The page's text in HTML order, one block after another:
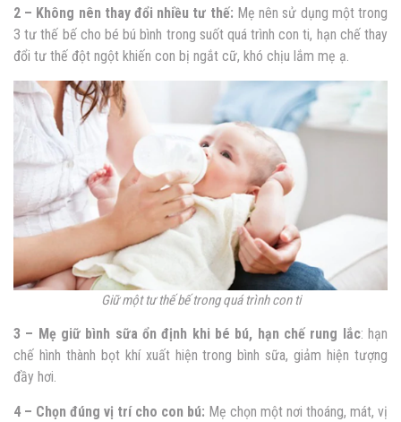
2 – Không nên thay đổi nhiều tư thế: Mẹ nên sử dụng một trong
3 tư thế bế cho bé bú bình trong suốt quá trình con ti, hạn chế thay
đổi tư thế đột ngột khiến con bị ngắt cữ, khó chịu lắm mẹ ạ.
Giữ một tư thế bế trong quá trình con ti
3 – Mẹ giữ bình sữa ổn định khi bé bú, hạn chế rung lắc: hạn
chế hình thành bọt khí xuất hiện trong bình sữa, giảm hiện tượng
đầy hơi.
4 – Chọn đúng vị trí cho con bú: Mẹ chọn một nơi thoáng, mát, vị